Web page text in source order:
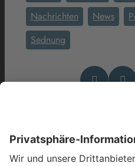
Nachrichten
News
Sednung
Das könnte Dich